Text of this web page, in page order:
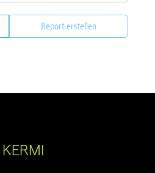
KERMI